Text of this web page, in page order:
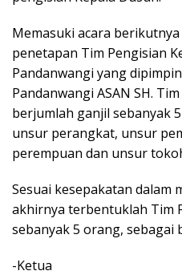
Memasuki acara
penetapan Tim Pengisian
Pandanwangi yang
Pandanwangi ASAN SH.
berjumlah ganjil sebanyak
unsur perangkat, unsur
perempuan dan unsur
Sesuai kesepakatan dalam
akhirnya terbentuklah Tim
sebanyak 5 orang, sebagai
-Ketua